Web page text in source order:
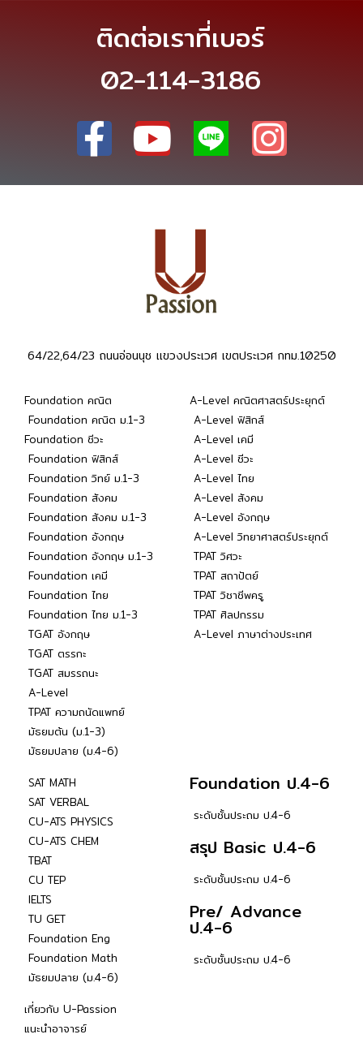
ติดต่อเราที่เบอร์
02-114-3186
64/22,64/23 ถนนอ่อนนุช แขวงประเวศ เขตประเวศ กทม.10250
Foundation คณิต
Foundation คณิต ม.1-3
Foundation ชีวะ
Foundation ฟิสิกส์
Foundation วิทย์ ม.1-3
Foundation สังคม
Foundation สังคม ม.1-3
Foundation อังกฤษ
Foundation อังกฤษ ม.1-3
Foundation เคมี
Foundation ไทย
Foundation ไทย ม.1-3
TGAT อังกฤษ
TGAT ตรรกะ
TGAT สมรรถนะ
A-Level
TPAT ความถนัดแพทย์
มัธยมต้น (ม.1-3)
มัธยมปลาย (ม.4-6)
A-Level คณิตศาสตร์ประยุกต์
A-Level ฟิสิกส์
A-Level เคมี
A-Level ชีวะ
A-Level ไทย
A-Level สังคม
A-Level อังกฤษ
A-Level วิทยาศาสตร์ประยุกต์
TPAT วิศวะ
TPAT สถาปัตย์
TPAT วิชาชีพครู
TPAT ศิลปกรรม
A-Level ภาษาต่างประเทศ
SAT MATH
SAT VERBAL
CU-ATS PHYSICS
CU-ATS CHEM
TBAT
CU TEP
IELTS
TU GET
Foundation Eng
Foundation Math
มัธยมปลาย (ม.4-6)
Foundation ป.4-6
ระดับชั้นประถม ป.4-6
สรุป Basic ป.4-6
ระดับชั้นประถม ป.4-6
Pre/ Advance
ป.4-6
ระดับชั้นประถม ป.4-6
เกี่ยวกับ U-Passion
แนะนำอาจารย์